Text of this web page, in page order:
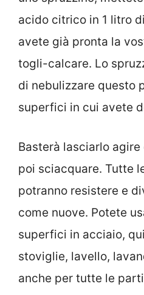
acido citrico in 1 litro
avete già pronta la
togli-calcare. Lo
di nebulizzare questo
superfici in cui avete
Basterà lasciarlo
poi sciacquare. Tutte
potranno resistere e
come nuove. Potete
superfici in acciaio,
stoviglie, lavello,
anche per tutte le